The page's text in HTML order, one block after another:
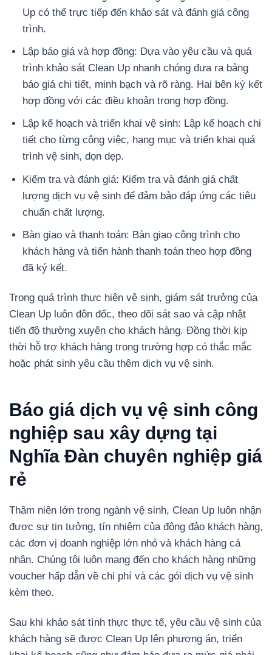
Up có thể trực tiếp đến khảo sát và đánh giá công
trình.
Lập báo giá và hợp đồng: Dựa vào yêu cầu và quá
trình khảo sát Clean Up nhanh chóng đưa ra bảng
báo giá chi tiết, minh bạch và rõ ràng. Hai bên ký kết
hợp đồng với các điều khoản trong hợp đồng.
Lập kế hoạch và triển khai vệ sinh: Lập kế hoạch chi
tiết cho từng công việc, hạng mục và triển khai quá
trình vệ sinh, dọn dẹp.
Kiểm tra và đánh giá: Kiểm tra và đánh giá chất
lượng dịch vụ vệ sinh để đảm bảo đáp ứng các tiêu
chuẩn chất lượng.
Bàn giao và thanh toán: Bàn giao công trình cho
khách hàng và tiến hành thanh toán theo hợp đồng
đã ký kết.
Trong quá trình thực hiện vệ sinh, giám sát trưởng của
Clean Up luôn đôn đốc, theo dõi sát sao và cập nhật
tiến độ thường xuyên cho khách hàng. Đồng thời kịp
thời hỗ trợ khách hàng trong trường hợp có thắc mắc
hoặc phát sinh yêu cầu thêm dịch vụ vệ sinh.
Báo giá dịch vụ vệ sinh công
nghiệp sau xây dựng tại
Nghĩa Đàn chuyên nghiệp giá
rẻ
Thâm niên lớn trong ngành vệ sinh, Clean Up luôn nhận
được sự tin tưởng, tín nhiệm của đông đảo khách hàng,
các đơn vị doanh nghiệp lớn nhỏ và khách hàng cá
nhân. Chúng tôi luôn mang đến cho khách hàng những
voucher hấp dẫn về chi phí và các gói dịch vụ vệ sinh
kèm theo.
Sau khi khảo sát tình thực thực tế, yêu cầu vệ sinh của
khách hàng sẽ được Clean Up lên phương án, triển